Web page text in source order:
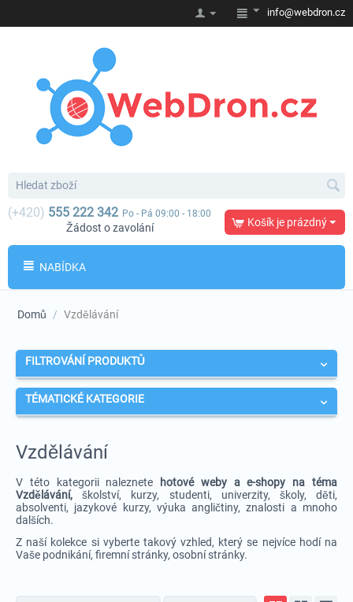
info@webdron.cz
(+420) 555 222 342 Po - Pá 09:00 - 18:00
Žádost o zavolání Košík je prázdný
NABÍDKA
Domů / Vzdělávání
FILTROVÁNÍ PRODUKTŮ
TÉMATICKÉ KATEGORIE
Vzdělávání
V této kategorii naleznete
hotové weby a e-shopy na téma
Vzdělávání, školství, kurzy, studenti, univerzity, školy, děti,
absolventi, jazykové kurzy, výuka angličtiny, znalosti a mnoho
dalších.
Z naší kolekce si vyberte takový vzhled, který se nejvíce hodí na
Vaše podnikání, firemní stránky, osobní stránky.